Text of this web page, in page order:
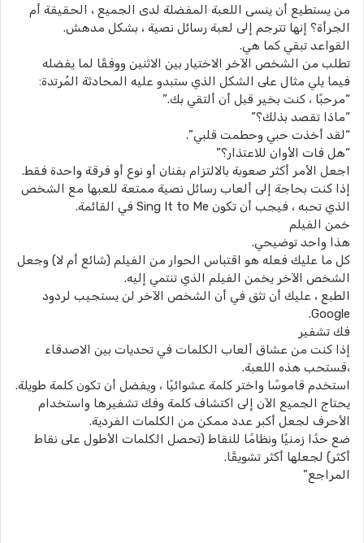
من يستطيع أن ينسى اللعبة المفضلة لدى الجميع ، الحقيقة أم
الجرأة؟ إنها تترجم إلى لعبة رسائل نصية ، بشكل مدهش.
القواعد تبقي كما هي.
تطلب من الشخص الآخر الاختيار بين الاثنين ووفقًا لما يفضله
فيما يلي مثال على الشكل الذي ستبدو عليه المحادثة المُرتدة:
“مرحبًا ، كنت بخير قبل أن ألتقي بك.”
“ماذا تقصد بذلك؟”
“لقد أخذت حبي وحطمت قلبي”.
“هل فات الأوان للاعتذار؟”
اجعل الأمر أكثر صعوبة بالالتزام بفنان أو نوع أو فرقة واحدة فقط.
إذا كنت بحاجة إلى ألعاب رسائل نصية ممتعة للعبها مع الشخص
الذي تحبه ، فيجب أن تكون Sing It to Me في القائمة.
خمن الفيلم
هذا واحد توضيحي.
كل ما عليك فعله هو اقتباس الحوار من الفيلم (شائع أم لا) وجعل
الشخص الآخر يخمن الفيلم الذي تنتمي إليه.
الطبع ، عليك أن تثق في أن الشخص الآخر لن يستجيب لردود
Google.
فك تشفير
إذا كنت من عشاق ألعاب الكلمات في تحديات بين الاصدقاء
،فستحب هذه اللعبة.
استخدم قاموسًا واختر كلمة عشوائيًا ، ويفضل أن تكون كلمة طويلة.
يحتاج الجميع الآن إلى اكتشاف كلمة وفك تشفيرها واستخدام
الأحرف لجعل أكبر عدد ممكن من الكلمات الفردية.
ضع حدًا زمنيًا ونظامًا للنقاط (تحصل الكلمات الأطول على نقاط
أكثر) لجعلها أكثر تشويقًا.
المراجع"